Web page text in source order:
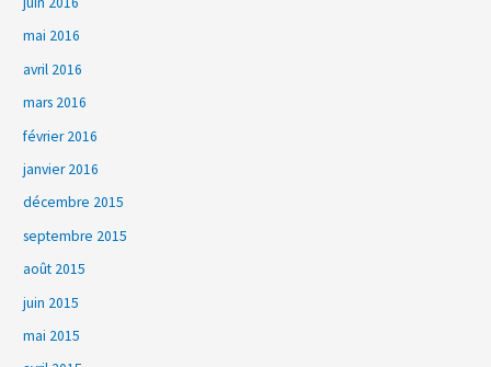
mai 2016
avril 2016
mars 2016
février 2016
janvier 2016
décembre 2015
septembre 2015
août 2015
juin 2015
mai 2015